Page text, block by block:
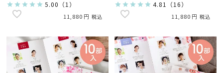
5.00 （ 1 ）
11,880 税込
4.81 （ 16 ）
11,880 税込